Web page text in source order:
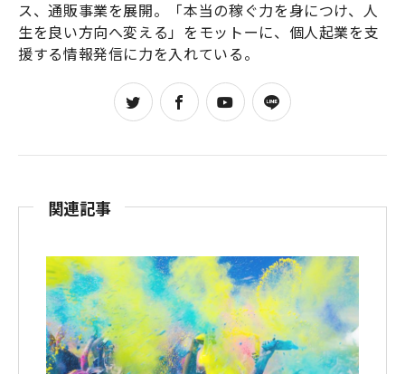
ス、通販事業を展開。「本当の稼ぐ力を身につけ、人
生を良い方向へ変える」をモットーに、個人起業を支
援する情報発信に力を入れている。
関連記事